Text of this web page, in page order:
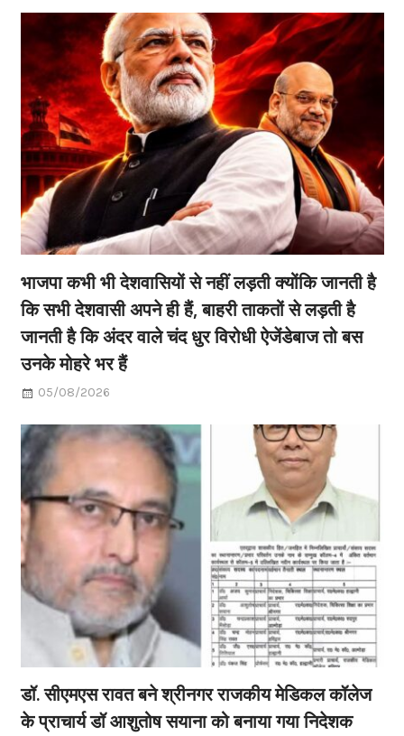
भाजपा कभी भी देशवासियों से नहीं लड़ती क्योंकि जानती है
कि सभी देशवासी अपने ही हैं, बाहरी ताकतों से लड़ती है
जानती है कि अंदर वाले चंद धुर विरोधी ऐजेंडेबाज तो बस
उनके मोहरे भर हैं
05/08/2026
डॉ. सीएमएस रावत बने श्रीनगर राजकीय मेडिकल कॉलेज
के प्राचार्य डॉ आशुतोष सयाना को बनाया गया निदेशक